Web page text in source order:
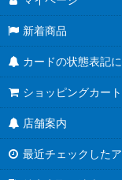
新着商品
カードの状態表記
ショッピングカート
店舗案内
最近チェックした